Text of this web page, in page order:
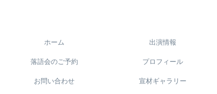
ホーム 出演情報
落語会のご予約 プロフィール
お問い合わせ 宣材ギャラリー